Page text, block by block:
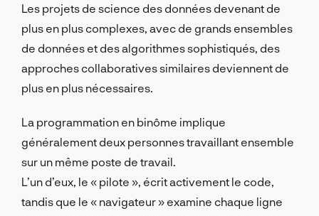
Les projets de science des données devenant de
plus en plus complexes, avec de grands ensembles
de données et des algorithmes sophistiqués, des
approches collaboratives similaires deviennent de
plus en plus nécessaires.
La programmation en binôme implique
généralement deux personnes travaillant ensemble
sur un même poste de travail.
L’un d’eux, le « pilote », écrit activement le code,
tandis que le « navigateur » examine chaque ligne